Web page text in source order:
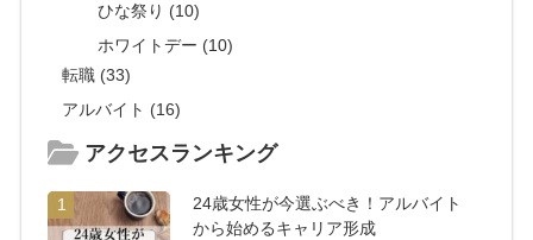
ひな祭り (10)
ホワイトデー (10)
転職 (33)
アルバイト (16)
アクセスランキング
1
24歳女性が今選ぶべき！アルバイト
から始めるキャリア形成